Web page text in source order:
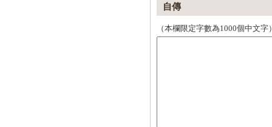
自傳
（本欄限定字數為1000個中文